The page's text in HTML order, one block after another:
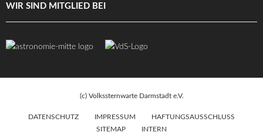
WIR SIND MITGLIED BEI
(c) Volkssternwarte Darmstadt e.V.
DATENSCHUTZ IMPRESSUM
HAFTUNGSAUSSCHLUSS
SITEMAP
INTERN